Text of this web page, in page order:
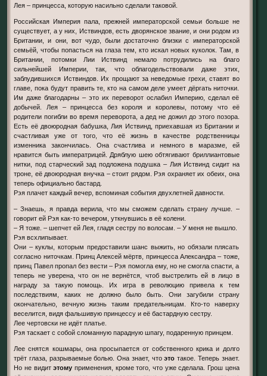
Лея – принцесса, которую насильно сделали таковой.
Российская Империя пала, прежней императорской семьи больше не
существует, а у них, Иствиндов, есть дворянское звание, и они родом из
Британии, и они, вот чудо, были достаточно близки с императорской
семьёй, чтобы попасться на глаза тем, кто искал новых куколок. Там, в
Британии, потомки Лии Иствинд немало потрудились на благо
сильнейшей Империи, так, что облагодельствовали даже этих,
заблудившихся Иствиндов. Их прощают за неведомые грехи, ставят во
главе, пока будут править те, кто на самом деле умеет дёргать ниточки.
Им даже благодарны – это их переворот ослабил Империю, сделал её
добычей. Лея – принцесса без короля и королевы, потому что её
родители погибли во время переворота, а дед не дожил до этого позора.
Есть её двоюродная бабушка, Лия Иствинд, приехавшая из Британии и
счастливая уже от того, что её жизнь в качестве родственницы
изменника закончилась. Она счастлива и немного в маразме, ей
нравится быть императрицей. Дряблую шею обтягивают бриллиантовые
нитки, под старческий зад подложена подушка – Лия Иствинд сидит на
троне, её двоюродная внучка – стоит рядом. Рэя охраняет их обеих, она
теперь официально бастард.
Рэя плачет каждый вечер, вспоминая события двухлетней давности.
– Знаешь, я правда верила, что мы сможем сделать страну лучше. –
говорит ей Рэя как-то вечером, уткнувшись в её колени.
– Я тоже. – шепчет ей Лея, гладя сестру по волосам. – У меня не вышло.
Рэя всхлипывает.
Они – куклы, которым предоставили шанс выжить, но обязали плясать
согласно ниточкам. Принц Алексей мёртв, принцесса Александра – тоже,
принц Павел пропал без вести – Рэя помогла ему, но не смогла спасти, а
теперь не уверена, что он не вернётся, чтоб выстрелить ей в лицо в
награду за такую помощь. Их игра в революцию привела к тем
последствиям, каких не должно было быть. Они загубили страну
окончательно, вечную жизнь таким предательницам. Кто-то наверху
веселится, видя фальшивую принцессу и её бастардную сестру.
Лее чертовски не идёт платье.
Рэя таскает с собой сломанную парадную шпагу, подаренную принцем.
Лее снятся кошмары, она просыпается от собственного крика и долго
трёт глаза, разрываемые болью. Она знает, чтоэто такое. Теперь знает.
Но не видитэтому применения, кроме того, что уже сделала. Грош цена